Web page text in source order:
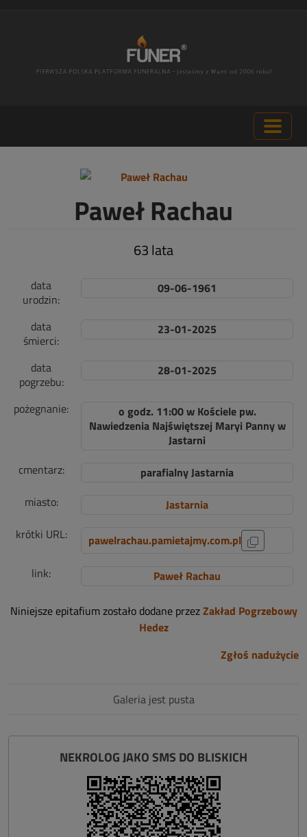
Paweł Rachau
63 lata
data
urodzin:
09-06-1961
data
śmierci:
23-01-2025
data
pogrzebu:
28-01-2025
pożegnanie:
o godz. 11:00 w Kościele pw.
Nawiedzenia Najświętszej Maryi Panny w
Jastarni
cmentarz:
parafialny Jastarnia
miasto:
Jastarnia
krótki URL:
pawelrachau.pamietajmy.com.pl
link:
Paweł Rachau
Niniejsze epitafium zostało dodane przezZakład Pogrzebowy
Hedez
Zgłoś nadużycie
Galeria jest pusta
NEKROLOG JAKO SMS DO BLISKICH